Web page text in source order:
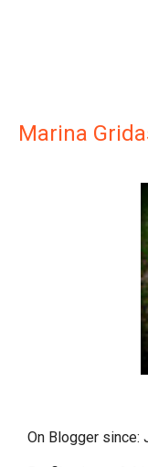
Marina
On Blogger since: